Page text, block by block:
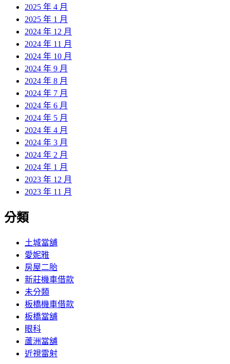
2025 年 4 月
2025 年 1 月
2024 年 12 月
2024 年 11 月
2024 年 10 月
2024 年 9 月
2024 年 8 月
2024 年 7 月
2024 年 6 月
2024 年 5 月
2024 年 4 月
2024 年 3 月
2024 年 2 月
2024 年 1 月
2023 年 12 月
2023 年 11 月
分類
土城當舖
愛妮雅
房屋二胎
新莊機車借款
未分類
板橋機車借款
板橋當舖
眼科
蘆洲當舖
近視雷射